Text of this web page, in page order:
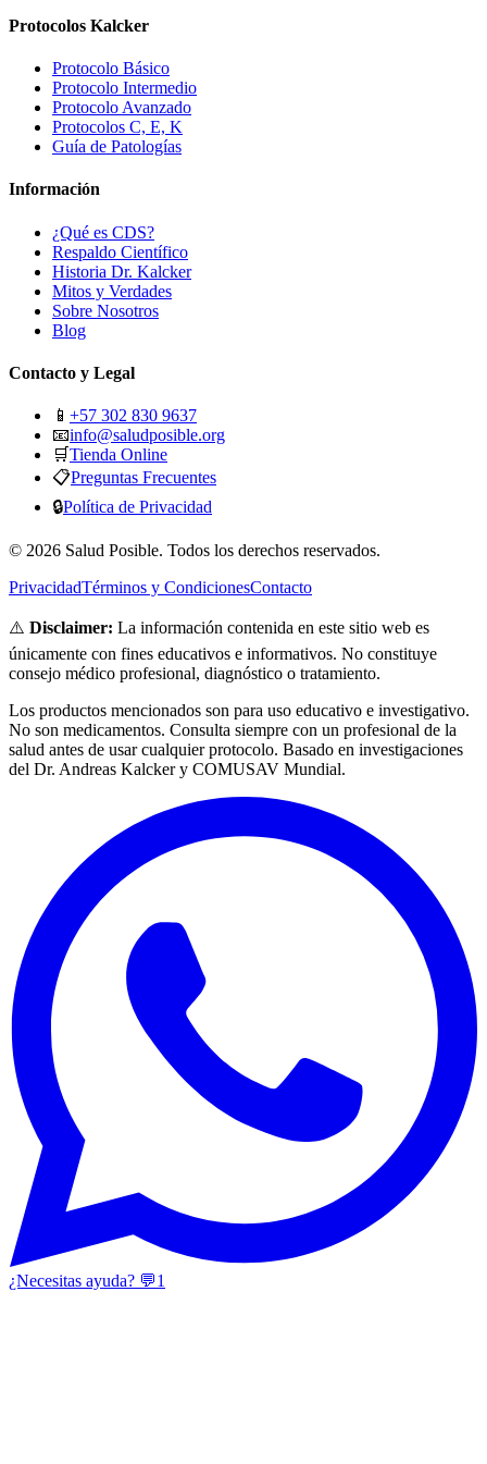
Protocolos Kalcker
Protocolo Básico
Protocolo Intermedio
Protocolo Avanzado
Protocolos C, E, K
Guía de Patologías
Información
¿Qué es CDS?
Respaldo Científico
Historia Dr. Kalcker
Mitos y Verdades
Sobre Nosotros
Blog
Contacto y Legal
📱 +57 302 830 9637
📧info@saludposible.org
🛒Tienda Online
📋Preguntas Frecuentes
🔒Política de Privacidad
© 2026 Salud Posible. Todos los derechos reservados.
PrivacidadTérminos y CondicionesContacto
⚠️ Disclaimer: La información contenida en este sitio web es
únicamente con fines educativos e informativos. No constituye
consejo médico profesional, diagnóstico o tratamiento.
Los productos mencionados son para uso educativo e investigativo.
No son medicamentos. Consulta siempre con un profesional de la
salud antes de usar cualquier protocolo. Basado en investigaciones
del Dr. Andreas Kalcker y COMUSAV Mundial.
¿Necesitas ayuda? 💬1